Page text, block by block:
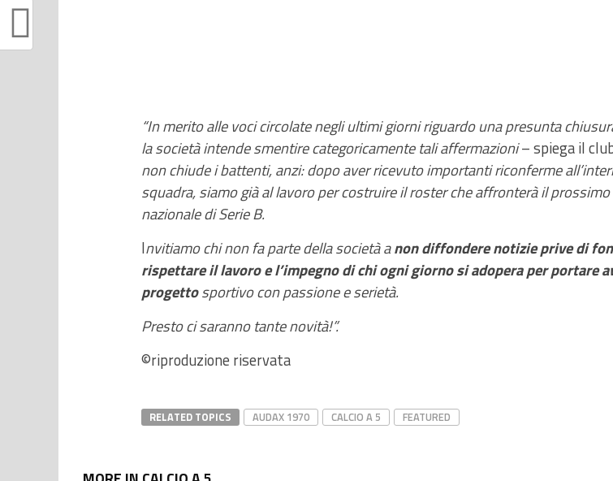
“In merito alle voci circolate negli ultimi giorni riguardo una presunta
la società intende smentire categoricamente tali affermazioni– spiega il
non chiude i battenti, anzi: dopo aver ricevuto importanti riconferme
squadra, siamo già al lavoro per costruire il roster che affronterà il
nazionale di Serie B.
Invitiamo chi non fa parte della società anon diffondere notizie prive di
rispettare il lavoro e l’impegno di chi ogni giorno si adopera per portare
progettosportivo con passione e serietà.
Presto ci saranno tante novità!”.
©riproduzione riservata
RELATED TOPICS AUDAX 1970 CALCIO A 5 FEATURED